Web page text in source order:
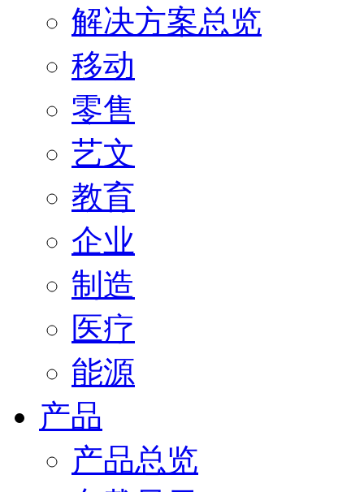
解决方案总览
移动
零售
艺文
教育
企业
制造
医疗
能源
产品
产品总览